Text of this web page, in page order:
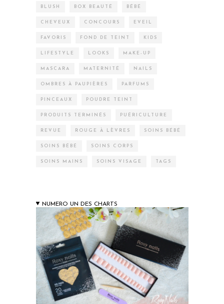
BLUSH BOX BEAUTÉ BÉBÉ
CHEVEUX CONCOURS EVEIL
FAVORIS FOND DE TEINT KIDS
LIFESTYLE LOOKS MAKE-UP
MASCARA MATERNITÉ NAILS
OMBRES À PAUPIÈRES PARFUMS
PINCEAUX POUDRE TEINT
PRODUITS TERMINÉS PUÉRICULTURE
REVUE ROUGE À LÈVRES SOINS BÉBÉ
SOINS BÉBÉ SOINS CORPS
SOINS MAINS SOINS VISAGE TAGS
NUMERO UN DES CHARTS